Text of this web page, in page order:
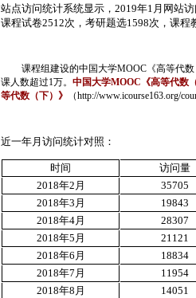
站点访问统计系统显示， 2019年1 月网站访
课程试卷2512次，考研题选1598次，课程
课程组建设的中国大学MOOC 《高等代
课人数超过1万。 中国大学MOOC 《高等代数
等代数（下）》
（http://www.icourse163.org/
近一年月访问统计对照：
时间 访问量
2018年2 月 35705
2018年3 月 19843
2018年4月 28307
2018年5 月 21121
2018年6 月 18834
2018年7 月 11954
2018年8 月 14051